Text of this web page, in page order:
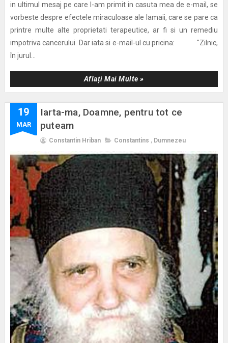
in ultimul mesaj pe care l-am primit in casuta mea de e-mail, se
vorbeste despre efectele miraculoase ale lamaii, care se pare ca
printre multe alte proprietati terapeutice, ar fi si un remediu
impotriva cancerului. Dar iata si e-mail-ul cu pricina: "Zilnic,
în jurul...
Aflați Mai Multe »
19
MAR
Iarta-ma, Doamne, pentru tot ce
puteam
Constantin Hriban Constantins , Dumnezeu